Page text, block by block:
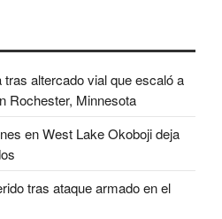
altercado vial que escaló a
Rochester, Minnesota
en West Lake Okoboji deja
tras ataque armado en el